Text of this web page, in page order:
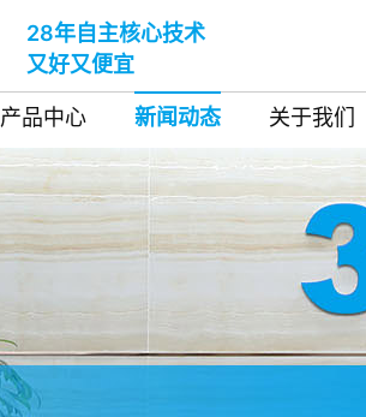
28年自主核心技术
又好又便宜
产品中心 新闻动态 关于我们